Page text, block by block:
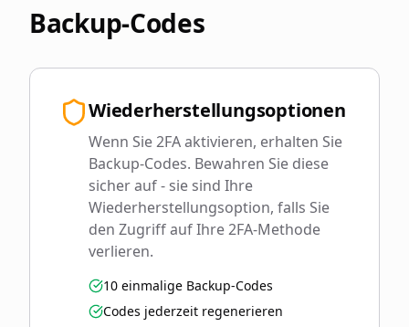
Backup-Codes
Wiederherstellungsoptionen
Wenn Sie 2FA aktivieren, erhalten Sie
Backup-Codes. Bewahren Sie diese
sicher auf - sie sind Ihre
Wiederherstellungsoption, falls Sie
den Zugriff auf Ihre 2FA-Methode
verlieren.
10 einmalige Backup-Codes
Codes jederzeit regenerieren